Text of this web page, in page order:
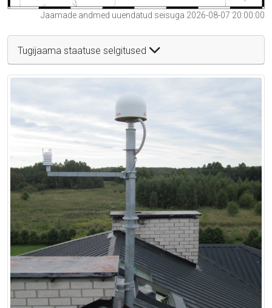
Jaamade andmed uuendatud seisuga 2026-08-07 20:00:00
Tugijaama staatuse selgitused